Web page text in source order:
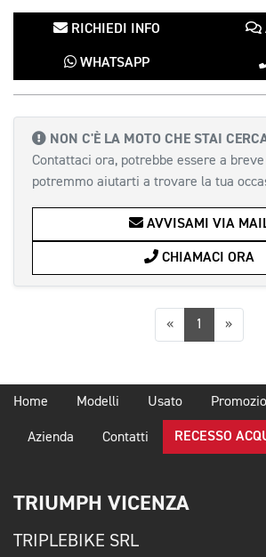
RICHIEDI INFO
WHATSAPP
NON C'È LA MOTO CHE STAI
Contattaci ora, potrebbe essere a
potremmo aiutarti a trovare la tua
AVVISAMI VIA
CHIAMACI ORA
«Precedente
1 »
Home Modelli Usato
Azienda Contatti RECESSO
TRIUMPH VICENZA
TRIPLEBIKE SRL